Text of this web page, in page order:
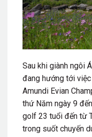
Sau khi giành ngôi
đang hướng tới
Amundi Evian
thứ Năm ngày 9
golf 23 tuổi đến từ
trong suốt chuyến